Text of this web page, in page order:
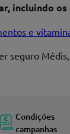
incluindo os
e
seguro
Condições
campanhas